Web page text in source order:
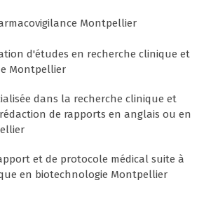
Montpellier
d'études en recherche clinique et
Montpellier
dans la recherche clinique et
de rapports en anglais ou en
et de protocole médical suite à
en biotechnologie Montpellier